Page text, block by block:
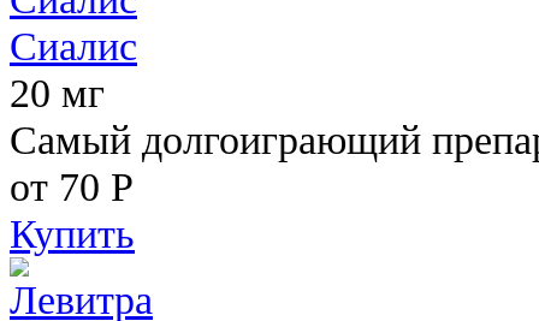
Сиалис
20 мг
Самый долгоиграющий
от 70 Р
Купить